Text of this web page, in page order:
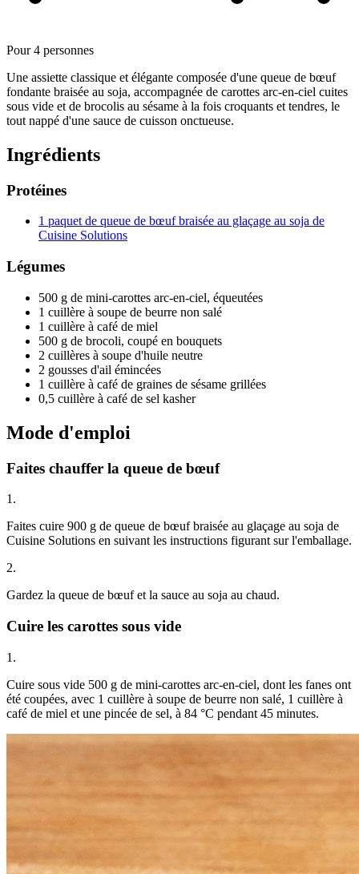
Pour 4 personnes
Une assiette classique et élégante composée d'une queue de bœuf
fondante braisée au soja, accompagnée de carottes arc-en-ciel cuites
sous vide et de brocolis au sésame à la fois croquants et tendres, le
tout nappé d'une sauce de cuisson onctueuse.
Ingrédients
Protéines
1 paquet de queue de bœuf braisée au glaçage au soja de
Cuisine Solutions
Légumes
500 g de mini-carottes arc-en-ciel, équeutées
1 cuillère à soupe de beurre non salé
1 cuillère à café de miel
500 g de brocoli, coupé en bouquets
2 cuillères à soupe d'huile neutre
2 gousses d'ail émincées
1 cuillère à café de graines de sésame grillées
0,5 cuillère à café de sel kasher
Mode d'emploi
Faites chauffer la queue de bœuf
1.
Faites cuire 900 g de queue de bœuf braisée au glaçage au soja de
Cuisine Solutions en suivant les instructions figurant sur l'emballage.
2.
Gardez la queue de bœuf et la sauce au soja au chaud.
Cuire les carottes sous vide
1.
Cuire sous vide 500 g de mini-carottes arc-en-ciel, dont les fanes ont
été coupées, avec 1 cuillère à soupe de beurre non salé, 1 cuillère à
café de miel et une pincée de sel, à 84 °C pendant 45 minutes.